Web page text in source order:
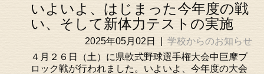
いよいよ、はじまった今年度の戦
い、そして新体力テストの実施
2025年05月02日
学校からのお知らせ
４月２６日（土）に県軟式野球選手権大会中巨摩ブ
ロック戦が行われました。いよいよ、今年度の大会